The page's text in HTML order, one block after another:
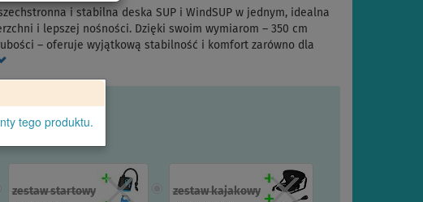
i stabilna deska SUP i WindSUP w jednym, idealna
i lepszej nośności. Dzięki swoim wymiarom – 350 cm
– oferuje wyjątkową stabilność i komfort zarówno dla
tego produktu.
zestaw startowy zestaw kajakowy